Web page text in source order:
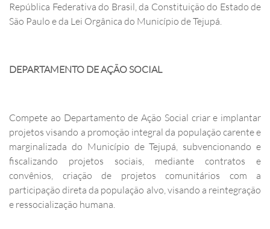
República Federativa do Brasil, da Constituição do Estado de
São Paulo e da Lei Orgânica do Município de Tejupá.
DEPARTAMENTO DE AÇÃO SOCIAL
Compete ao Departamento de Ação Social criar e implantar
projetos visando a promoção integral da população carente e
marginalizada do Município de Tejupá, subvencionando e
fiscalizando projetos sociais, mediante contratos e
convênios, criação de projetos comunitários com a
participação direta da população alvo, visando a reintegração
e ressocialização humana.